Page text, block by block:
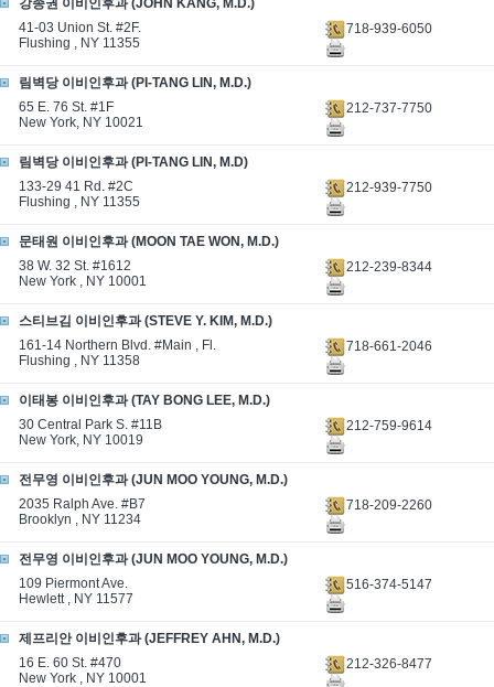
강종권 이비인후과 (JOHN KANG, M.D.)
41-03 Union St. #2F.
Flushing , NY 11355
718-939-6050
림벽당 이비인후과 (PI-TANG LIN, M.D.)
65 E. 76 St. #1F
New York, NY 10021
212-737-7750
림벽당 이비인후과 (PI-TANG LIN, M.D)
133-29 41 Rd. #2C
Flushing , NY 11355
212-939-7750
문태원 이비인후과 (MOON TAE WON, M.D.)
38 W. 32 St. #1612
New York , NY 10001
212-239-8344
스티브김 이비인후과 (STEVE Y. KIM, M.D.)
161-14 Northern Blvd. #Main , Fl.
Flushing , NY 11358
718-661-2046
이태봉 이비인후과 (TAY BONG LEE, M.D.)
30 Central Park S. #11B
New York, NY 10019
212-759-9614
전무영 이비인후과 (JUN MOO YOUNG, M.D.)
2035 Ralph Ave. #B7
Brooklyn , NY 11234
718-209-2260
전무영 이비인후과 (JUN MOO YOUNG, M.D.)
109 Piermont Ave.
Hewlett , NY 11577
516-374-5147
제프리안 이비인후과 (JEFFREY AHN, M.D.)
16 E. 60 St. #470
New York , NY 10001
212-326-8477